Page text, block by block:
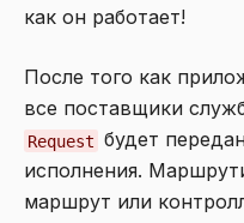
как он работает!
После того как
все поставщики
Request будет
исполнения.
маршрут или